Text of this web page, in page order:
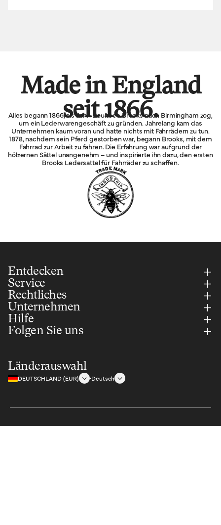
Made in England
seit 1866.
Alles begann 1866, als John Boultbee Brooks nach Birmingham zog,
um ein Lederwarengeschäft zu gründen. Jahrelang kam das
Unternehmen kaum voran und hatte nichts mit Fahrrädern zu tun.
1878, nachdem sein Pferd gestorben war, begann Brooks, mit dem
Fahrrad zur Arbeit zu fahren. Die Erfahrung war aufgrund der
hölzernen Sättel unangenehm – und inspirierte ihn dazu, den ersten
Brooks Ledersattel für Fahrräder zu schaffen.
Entdecken
Service
Rechtliches
Unternehmen
Hilfe
Folgen Sie uns
Länderauswahl
DEUTSCHLAND (EUR) Deutsch